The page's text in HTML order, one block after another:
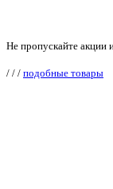
Не пропускайте акции
/ / / подобные товары